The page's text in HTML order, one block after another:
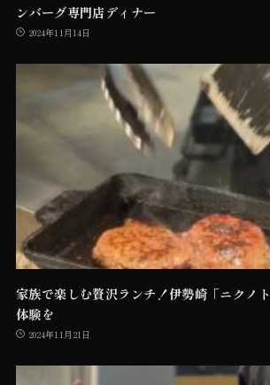
ンバーグ専門店ディナー
2024年11月14日
家族で楽しむ贅沢ランチ！伊勢崎「ニクノ
体験を
2024年11月21日